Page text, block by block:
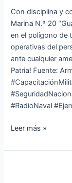
Con disciplina y
Marina N.º 20
en el polígono de
operativas del
ante cualquier
Patria! Fuente:
#RadioNaval
Leer más »